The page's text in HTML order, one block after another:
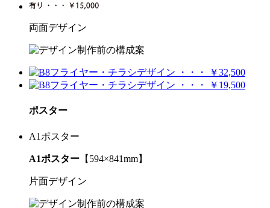
両面デザイン
ポスター
A1ポスター
A1ポスター 【594×841mm】
片面デザイン